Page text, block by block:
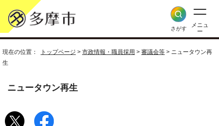
さがす
メニュ
ー
現在の位置： トップページ > 市政情報・職員採用 > 審議会等 > ニュータウン再
生
ニュータウン再生